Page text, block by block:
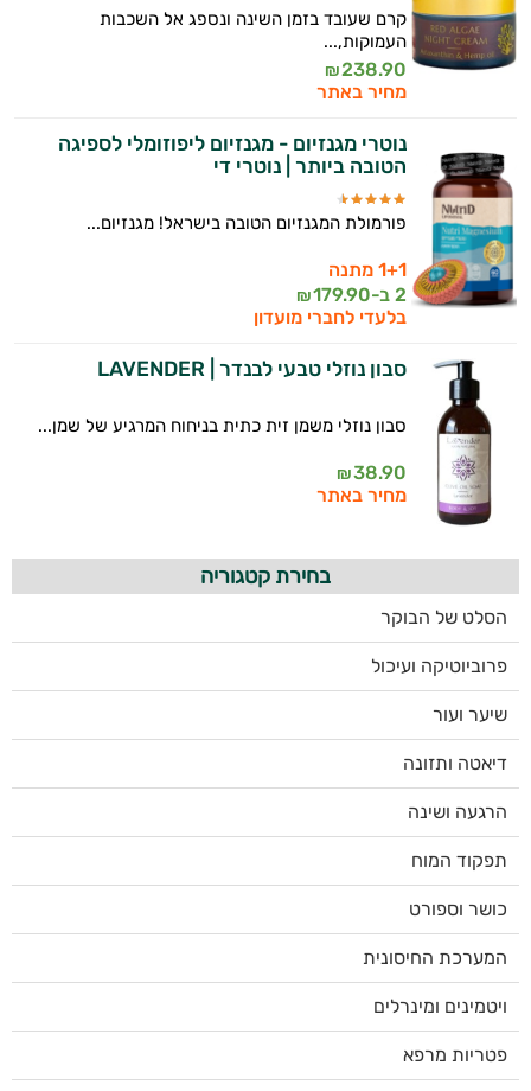
קרם שעובד בזמן השינה ונספג אל השכבות
העמוקות,...
238.90
₪
מחיר באתר
נוטרי מגנזיום - מגנזיום ליפוזומלי לספיגה
הטובה ביותר | נוטרי די
פורמולת המגנזיום הטובה בישראל! מגנזיום...
1+1 מתנה
2 ב-
179.90
₪
בלעדי לחברי מועדון
סבון נוזלי טבעי לבנדר | LAVENDER
סבון נוזלי משמן זית כתית בניחוח המרגיע של שמן...
38.90
₪
מחיר באתר
בחירת קטגוריה
הסלט של הבוקר
פרוביוטיקה ועיכול
שיער ועור
דיאטה ותזונה
הרגעה ושינה
תפקוד המוח
כושר וספורט
המערכת החיסונית
ויטמינים ומינרלים
פטריות מרפא